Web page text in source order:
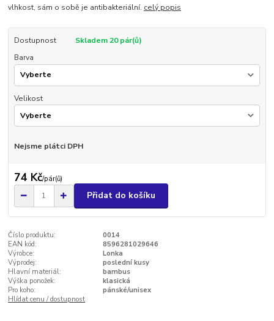
vlhkost, sám o sobě je antibakteriální. celý popis
Dostupnost
Skladem 20 pár(ů)
Barva
Velikost
Nejsme plátci DPH
74 Kč/pár(ů)
Přidat do košíku
Číslo produktu:
0014
EAN kód:
8596281029646
Výrobce:
Lonka
Výprodej:
poslední kusy
Hlavní materiál:
bambus
Výška ponožek:
klasická
Pro koho:
pánské/unisex
Hlídat cenu / dostupnost